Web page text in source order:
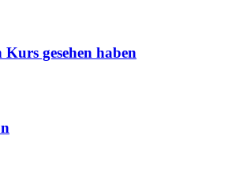
gesehen haben